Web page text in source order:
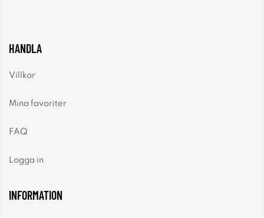
HANDLA
Villkor
Mina favoriter
FAQ
Logga in
INFORMATION